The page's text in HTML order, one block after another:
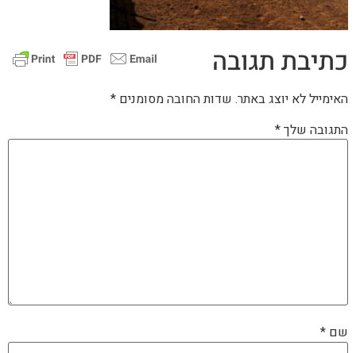
כתיבת תגובה
האימייל לא יוצג באתר. שדות החובה מסומנים *
התגובה שלך*
שם *